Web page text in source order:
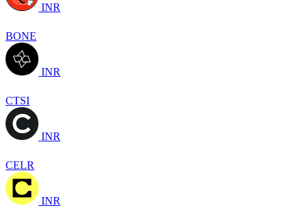
INR
BONE
INR
CTSI
INR
CELR
INR